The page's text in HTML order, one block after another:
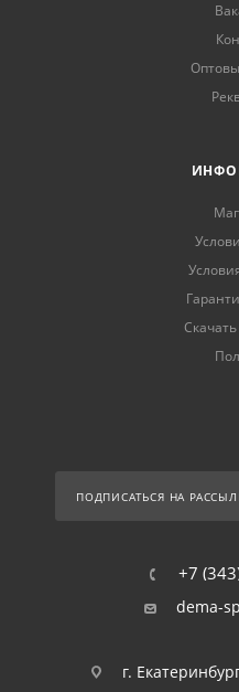
ПОДПИСАТЬСЯ НА
+7
dema-
г.